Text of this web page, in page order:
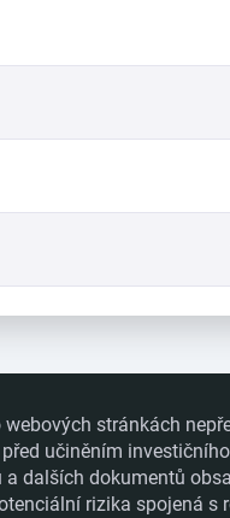
webových stránkách
učiněním
dalších dokumentů
rizika spojená